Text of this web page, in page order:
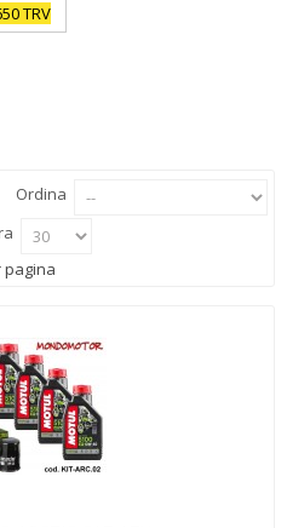
TRV
Ordina
pagina